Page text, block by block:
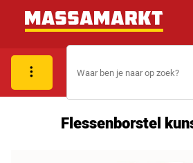
Flessenborstel